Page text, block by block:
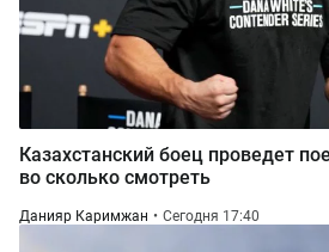
Казахстанский боец проведет
во сколько смотреть
Данияр Каримжан Сегодня 17:40